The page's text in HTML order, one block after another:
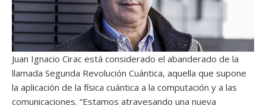
Juan Ignacio Cirac está considerado el abanderado de la
llamada Segunda Revolución Cuántica, aquella que supone
la aplicación de la física cuántica a la computación y a las
comunicaciones. “Estamos atravesando una nueva